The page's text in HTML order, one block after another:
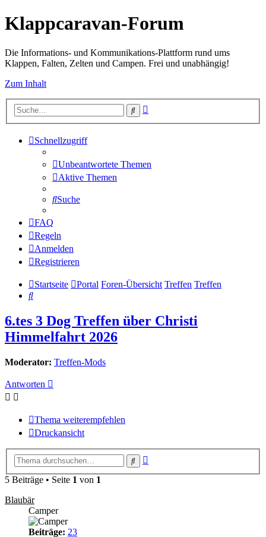
Klappcaravan-Forum
Die Informations- und Kommunikations-Plattform rund ums
Klappen, Falten, Zelten und Campen. Frei und unabhängig!
Zum Inhalt
Suche
Schnellzugriff
Unbeantwortete Themen
Aktive Themen
Suche
FAQ
Regeln
Anmelden
Registrieren
Startseite Portal Foren-Übersicht Treffen Treffen
Suche
6.tes 3 Dog Treffen über Christi
Himmelfahrt 2026
Moderator: Treffen-Mods
Antworten
Thema weiterempfehlen
Druckansicht
Suche
5 Beiträge • Seite 1 von 1
Blaubär
Camper
Beiträge: 23